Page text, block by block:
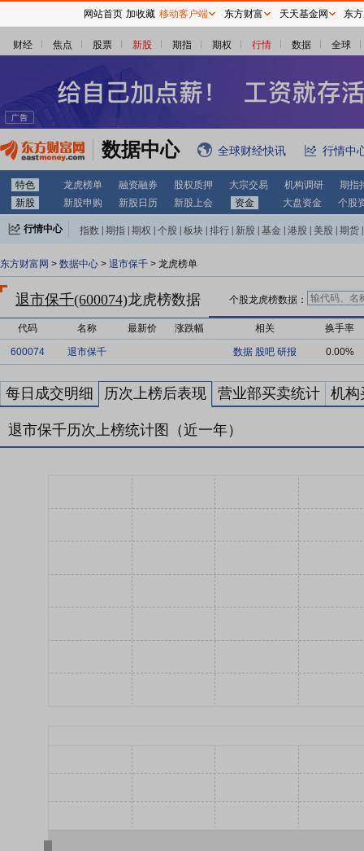
财经 焦点 股票 新股 期指 期权 行情 数据 全球
数据中心 全球财经快讯 行情中
特色 龙虎榜单 融资融券 股权质押 大宗交易 机构调研
期指
新股
新股申购 新股日历 新股上会 资金 大盘资金 个股
行情中心 指数 期指 期权 个股 板块 排行 新股 基金 港股 美股 期货
东方财富网 > 数据中心 > 退市保千 > 龙虎榜单
退市保千(600074)龙虎榜数据 个股龙虎榜数据：
代码 名称 最新价 涨跌幅 相关 换手率
600074 退市保千 数据 股吧 研报 0.00%
每日成交明细 历次上榜后表现 营业部买卖统计 机构
退市保千历次上榜统计图（近一年）
网站首页 加收藏 移动客户端 东方财富 天天基金网 东